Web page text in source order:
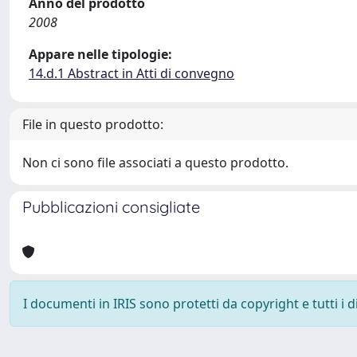
2008
Appare nelle tipologie:
14.d.1 Abstract in Atti di convegno
File in questo prodotto:
Non ci sono file associati a questo prodotto.
Pubblicazioni consigliate
I documenti in IRIS sono protetti da copyright e tutti i